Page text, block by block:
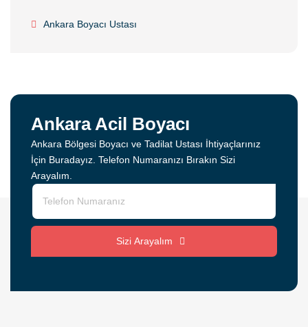
Ankara Boyacı Ustası
Ankara Acil Boyacı
Ankara Bölgesi Boyacı ve Tadilat Ustası İhtiyaçlarınız
İçin Buradayız. Telefon Numaranızı Bırakın Sizi
Arayalım.
Sizi Arayalım